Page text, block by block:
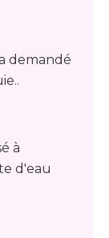
demandé
à
d'eau